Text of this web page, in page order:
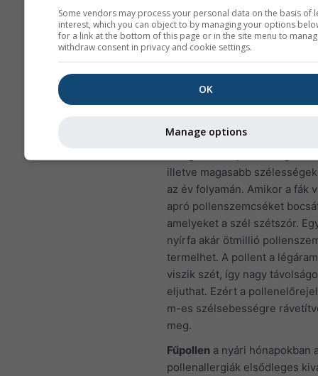
mint a sípoló légzés,
megfázás, influenza és
Európa esetében a
France területére vonatkozó
Nyírfapollenaz egyik
illetve magasabb
az év folyamán. Amikor a fák
apró pollenszemcséket
amelyeket a szél szétszór.
nyírfa akár ötmillió
termelhet. A pollent a
viszik szét, így nagy
eljuthat. Ezért a
m-es szélsebességre
meg.
Fűpollen a nyári hónapokban
pollenallergiák elsődleges
Some vendors may process your personal data on the basis of
interest, which you can object to by managing your options
for a link at the bottom of this page or in the site menu to
withdraw consent in privacy and cookie settings.
OK
Manage options